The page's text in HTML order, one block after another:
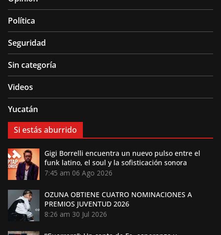
Política
Seguridad
Sin categoría
Videos
Yucatán
Si estás aburrido
Gigi Borrelli encuentra un nuevo pulso entre el
funk latino, el soul y la sofisticación sonora
7:45 am 06 Ago 2026
OZUNA OBTIENE CUATRO NOMINACIONES A
PREMIOS JUVENTUD 2026
8:26 am 30 Jul 2026